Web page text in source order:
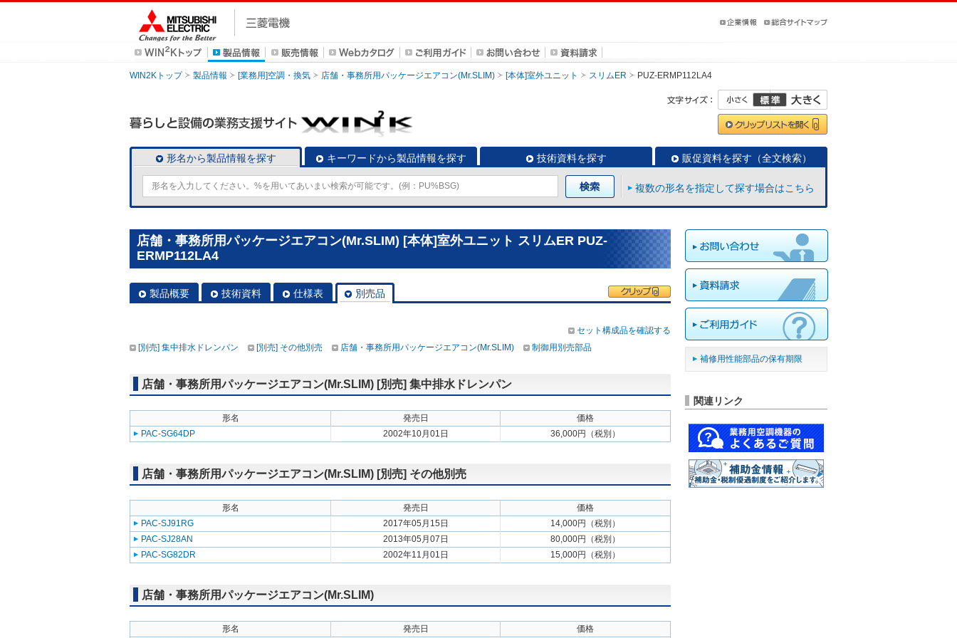
WIN2Kトップ 製品情報 [業務用]空調・換気 店舗・事務所用パッケージエアコン(Mr.SLIM) [本体]室外ユニット スリムER PUZ-ERMP112LA4
形名から製品情報を探す キーワードから製品情報を探す 技術資料を探す 販促資料を探す（全文検索）
複数の形名を指定して探す場合はこちら
店舗・事務所用パッケージエアコン(Mr.SLIM) [本体]室外ユニット スリムER PUZ-
ERMP112LA4
製品概要 技術資料 仕様表 別売品
セット構成品を確認する
[別売] 集中排水ドレンパン
[別売] その他別売 店舗・事務所用パッケージエアコン(Mr.SLIM) 制御用別売部品
店舗・事務所用パッケージエアコン(Mr.SLIM) [別売] 集中排水ドレンパン
形名 発売日
価格
PAC-SG64DP
2002年10月01日 36,000円（税別）
店舗・事務所用パッケージエアコン(Mr.SLIM) [別売] その他別売
形名 発売日
価格
PAC-SJ91RG
2017年05月15日
14,000円（税別）
PAC-SJ28AN
2013年05月07日
80,000円（税別）
PAC-SG82DR
2002年11月01日 15,000円（税別）
店舗・事務所用パッケージエアコン(Mr.SLIM)
形名 発売日
価格
補修用性能部品の保有期限
関連リンク